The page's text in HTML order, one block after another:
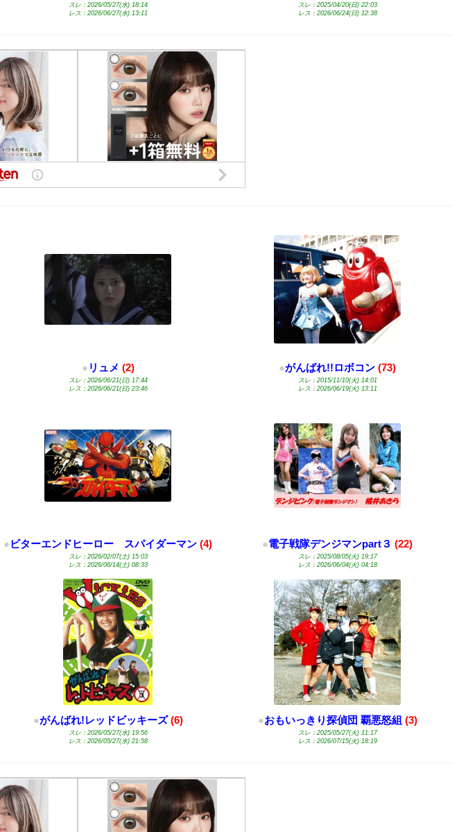
スレ：2026/05/27(水) 18:14
レス：2026/06/27(水) 13:11
スレ：2025/04/20(日) 22:03
レス：2026/06/24(日) 12:38
● リュメ (2)
スレ：2026/06/21(日) 17:44
レス：2026/06/21(日) 23:46
●がんばれ!!ロボコン (73)
スレ：2015/11/10(火) 14:01
レス：2026/06/19(火) 13:11
●ビターエンドヒーロー スパイダーマン (4)
スレ：2026/02/07(土) 15:03
レス：2026/06/14(土) 08:33
●電子戦隊デンジマンpart３ (22)
スレ：2025/08/05(火) 19:17
レス：2026/06/04(火) 04:18
●がんばれ!レッドビッキーズ (6)
スレ：2026/05/27(水) 19:56
レス：2026/05/27(水) 21:58
●おもいっきり探偵団 覇悪怒組 (3)
スレ：2025/05/27(火) 11:17
レス：2026/07/15(火) 18:19